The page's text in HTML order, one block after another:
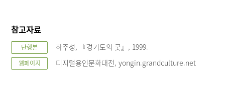
참고자료
단행본 하주성, 『경기도의 굿』, 1999.
웹페이지 디지털용인문화대전, yongin.grandculture.net